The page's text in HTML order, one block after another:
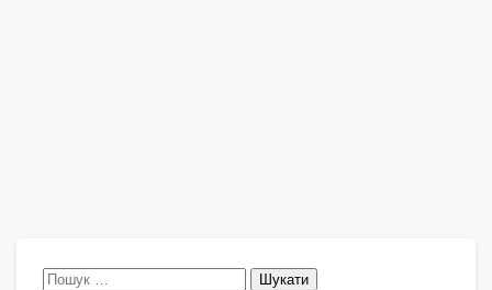
Пошук: